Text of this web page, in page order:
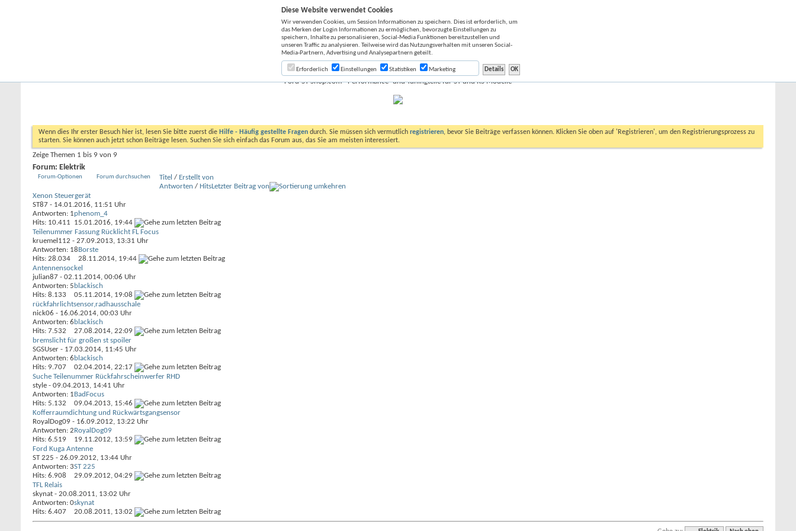
Ford-ST-Shop.com - Performance- und Tuningteile für ST und RS Modelle
Wenn dies Ihr erster Besuch hier ist, lesen Sie bitte zuerst die Hilfe - Häufig gestellte Fragen durch. Sie müssen sich vermutlich registrieren, bevor Sie Beiträge verfassen können. Klicken Sie oben auf 'Registrieren', um den Registrierungsprozess zu
starten. Sie können auch jetzt schon Beiträge lesen. Suchen Sie sich einfach das Forum aus, das Sie am meisten interessiert.
Zeige Themen 1 bis 9 von 9
Forum: Elektrik
Forum-Optionen Forum durchsuchen Titel / Erstellt von
Antworten / HitsLetzter Beitrag von
Xenon Steuergerät
ST87 - 14.01.2016, 11:51 Uhr
Antworten: 1
Hits: 10.411
phenom_4
15.01.2016, 19:44
Teilenummer Fassung Rücklicht FL Focus
kruemel112 - 27.09.2013, 13:31 Uhr
Antworten: 18
Hits: 28.034
Borste
28.11.2014, 19:44
Antennensockel
julian87 - 02.11.2014, 00:06 Uhr
Antworten: 5
Hits: 8.133
blackisch
05.11.2014, 19:08
rückfahrlichtsensor,radhausschale
nick06 - 16.06.2014, 00:03 Uhr
Antworten: 6
Hits: 7.532
blackisch
27.08.2014, 22:09
bremslicht für großen st spoiler
SGSUser - 17.03.2014, 11:45 Uhr
Antworten: 6
Hits: 9.707
blackisch
02.04.2014, 22:17
Suche Teilenummer Rückfahrscheinwerfer RHD
style - 09.04.2013, 14:41 Uhr
Antworten: 1
Hits: 5.132
BadFocus
09.04.2013, 15:46
Kofferraumdichtung und Rückwärtsgangsensor
RoyalDog09 - 16.09.2012, 13:22 Uhr
Antworten: 2
Hits: 6.519
RoyalDog09
19.11.2012, 13:59
Ford Kuga Antenne
ST 225 - 26.09.2012, 13:44 Uhr
Antworten: 3
Hits: 6.908
ST 225
29.09.2012, 04:29
TFL Relais
skynat - 20.08.2011, 13:02 Uhr
Antworten: 0
Hits: 6.407
skynat
20.08.2011, 13:02
Diese Website verwendet Cookies
Wir verwenden Cookies, um Session Informationen zu speichern. Dies ist erforderlich, um
das Merken der Login Informationen zu ermöglichen, bevorzugte Einstellungen zu
speichern, Inhalte zu personalisieren, Social-Media Funktionen bereitzustellen und
unseren Traffic zu analysieren. Teilweise wird das Nutzungsverhalten mit unseren Social-
Media-Partnern, Advertising und Analysepartnern geteilt.
Erforderlich Einstellungen Statistiken Marketing